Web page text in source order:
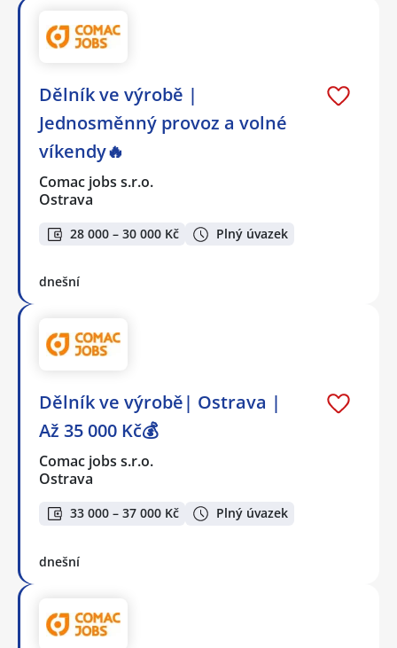
Dělník ve výrobě |
Jednosměnný provoz a volné
víkendy🔥
Comac jobs s.r.o.
Ostrava
28 000 – 30 000 Kč Plný úvazek
dnešní
Dělník ve výrobě| Ostrava |
Až 35 000 Kč💰
Comac jobs s.r.o.
Ostrava
33 000 – 37 000 Kč Plný úvazek
dnešní